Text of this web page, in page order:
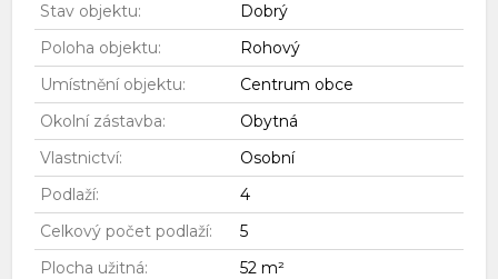
Stav objektu:
Dobrý
Poloha objektu:
Rohový
Umístnění objektu:
Centrum obce
Okolní zástavba:
Obytná
Vlastnictví:
Osobní
Podlaží:
4
Celkový počet podlaží:
5
Plocha užitná:
52 m²